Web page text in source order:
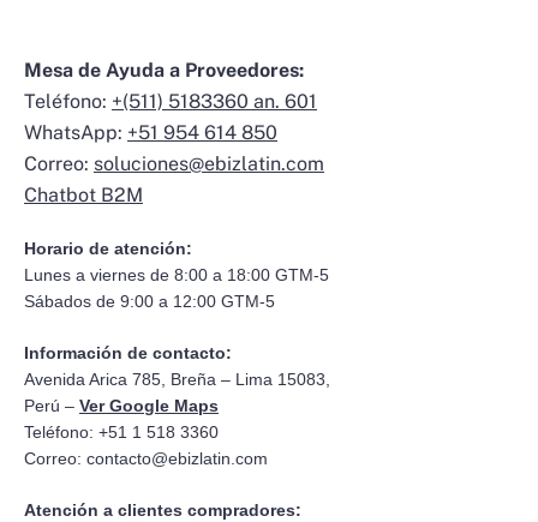
Mesa de Ayuda a Proveedores:
Teléfono: +(511) 5183360 an. 601
WhatsApp: +51 954 614 850
Correo: soluciones@ebizlatin.com
Chatbot B2M
Horario de atención:
Lunes a viernes de 8:00 a 18:00 GTM-5
Sábados de 9:00 a 12:00 GTM-5
Información de contacto:
Avenida Arica 785, Breña – Lima 15083,
Perú – Ver Google Maps
Teléfono: +51 1 518 3360
Correo: contacto@ebizlatin.com
Atención a clientes compradores: